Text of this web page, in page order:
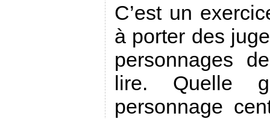
C’est un
à porter des
personnages
lire. Quelle
personnage